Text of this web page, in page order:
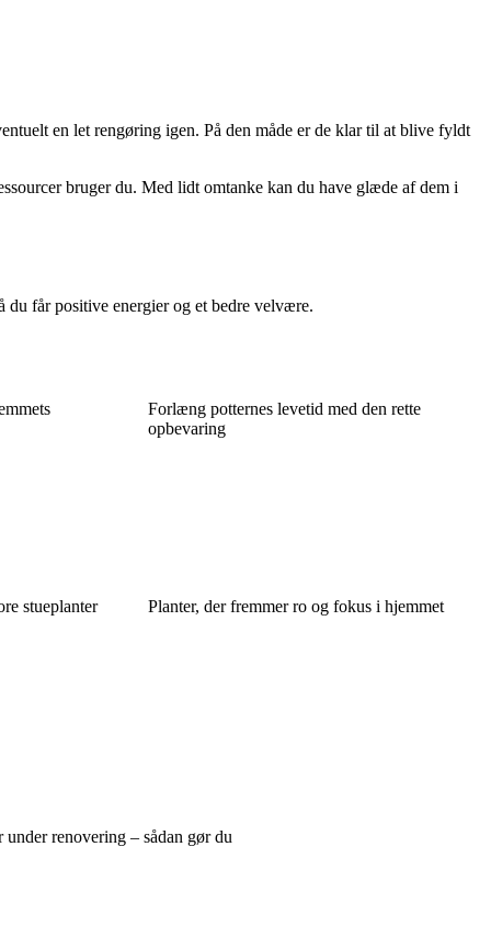
en let rengøring igen. På den måde er de klar til at blive fyldt
bruger du. Med lidt omtanke kan du have glæde af dem i
får positive energier og et bedre velvære.
Forlæng potternes levetid med den rette
opbevaring
stueplanter Planter, der fremmer ro og fokus i hjemmet
renovering – sådan gør du